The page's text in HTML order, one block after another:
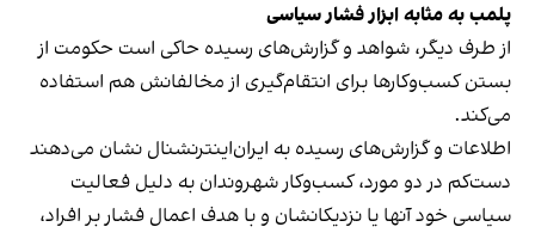
پلمب به مثابه ابزار فشار سیاسی
از طرف دیگر، شواهد و گزارش‌های رسیده حاکی است حکومت از
بستن کسب‌وکارها برای انتقام‌گیری از مخالفانش هم استفاده
می‌کند.
اطلاعات و گزارش‌های رسیده به ایران‌اینترنشنال نشان می‌دهند
دست‌کم در دو مورد، کسب‌وکار شهروندان به دلیل فعالیت
سیاسی خود آنها یا نزدیکانشان و با هدف اعمال فشار بر افراد،